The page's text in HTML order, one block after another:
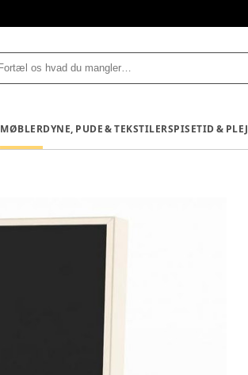
MØBLERDYNE, PUDE & TEKSTILERSPISETID &